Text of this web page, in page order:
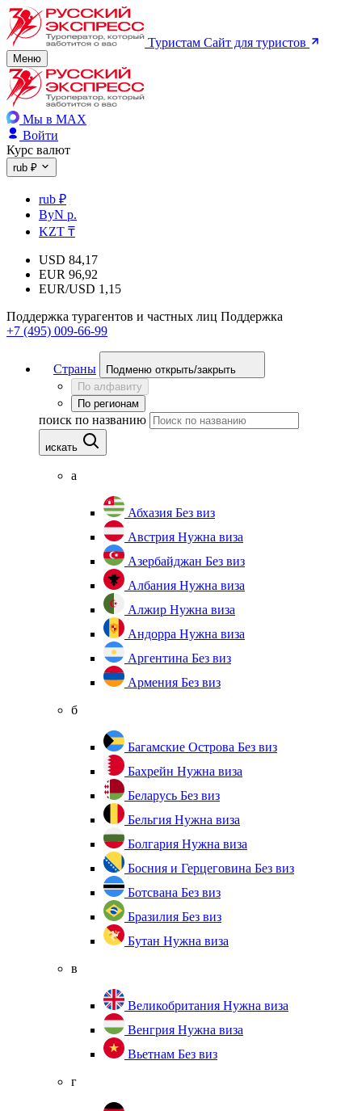
Туристам Сайт для туристов
Меню
Мы в MAX
Войти
Курс валют
rub ₽
rub ₽
ByN р.
KZT ₸
USD 84,17
EUR 96,92
EUR/USD 1,15
Поддержка турагентов и частных лиц Поддержка
+7 (495) 009-66-99
Страны
Подменю открыть/закрыть
По алфавиту
По регионам
поиск по названию
искать
а
Абхазия Без виз
Австрия Нужна виза
Азербайджан Без виз
Албания Нужна виза
Алжир Нужна виза
Андорра Нужна виза
Аргентина Без виз
Армения Без виз
б
Багамские Острова Без виз
Бахрейн Нужна виза
Беларусь Без виз
Бельгия Нужна виза
Болгария Нужна виза
Босния и Герцеговина Без виз
Ботсвана Без виз
Бразилия Без виз
Бутан Нужна виза
в
Великобритания Нужна виза
Венгрия Нужна виза
Вьетнам Без виз
г